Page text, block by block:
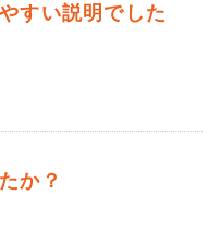
すい説明でした
か？